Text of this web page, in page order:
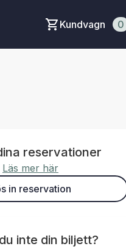
Kundvagn 0
reservationer
Läs mer här
in reservation
inte din biljett?